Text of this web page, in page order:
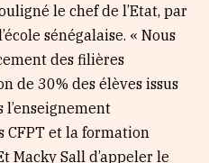
le chef de l’Etat, par
sénégalaise. « Nous
des filières
de 30% des élèves issus
CFPT et la formation
Macky Sall d’appeler le